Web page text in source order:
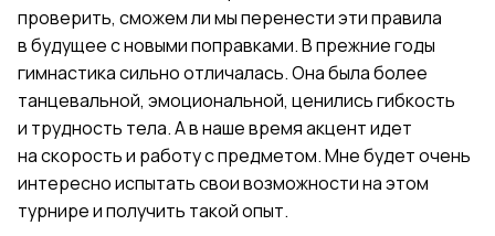
проверить, сможем ли мы перенести эти правила
в будущее с новыми поправками. В прежние годы
гимнастика сильно отличалась. Она была более
танцевальной, эмоциональной, ценились гибкость
и трудность тела. А в наше время акцент идет
на скорость и работу с предметом. Мне будет очень
интересно испытать свои возможности на этом
турнире и получить такой опыт.